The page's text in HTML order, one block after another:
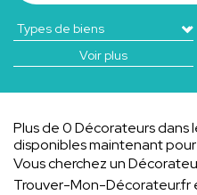
Voir plus
Plus de 0 Décorateurs
disponibles maintenant
Vous cherchez un
Trouver-Mon-Décorateur.fr